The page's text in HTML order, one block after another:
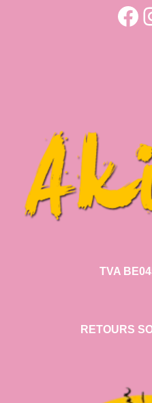
TVA
RETOURS